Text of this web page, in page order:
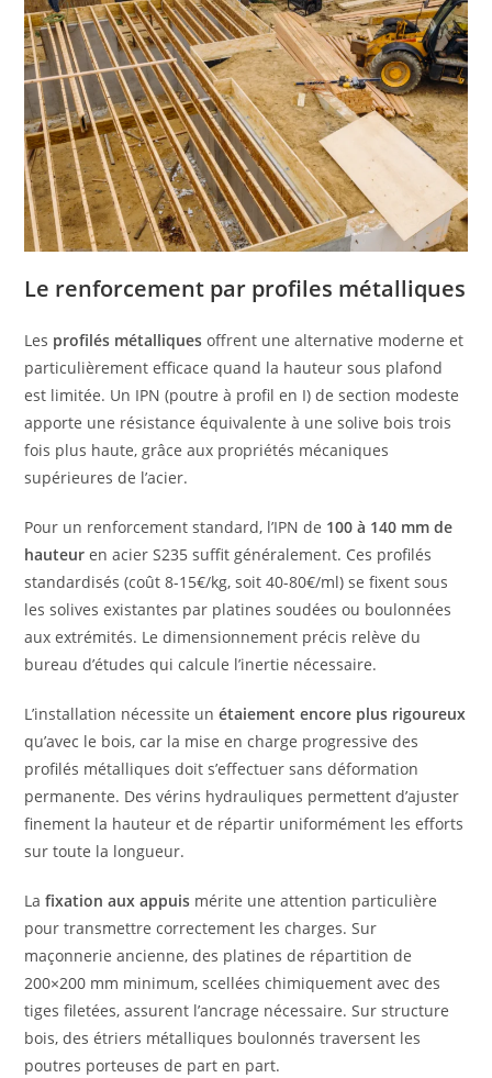
Le renforcement par profiles métalliques
Les profilés métalliques offrent une alternative moderne et
particulièrement efficace quand la hauteur sous plafond
est limitée. Un IPN (poutre à profil en I) de section modeste
apporte une résistance équivalente à une solive bois trois
fois plus haute, grâce aux propriétés mécaniques
supérieures de l’acier.
Pour un renforcement standard, l’IPN de 100 à 140 mm de
hauteur en acier S235 suffit généralement. Ces profilés
standardisés (coût 8-15€/kg, soit 40-80€/ml) se fixent sous
les solives existantes par platines soudées ou boulonnées
aux extrémités. Le dimensionnement précis relève du
bureau d’études qui calcule l’inertie nécessaire.
L’installation nécessite unétaiement encore plus rigoureux
qu’avec le bois, car la mise en charge progressive des
profilés métalliques doit s’effectuer sans déformation
permanente. Des vérins hydrauliques permettent d’ajuster
finement la hauteur et de répartir uniformément les efforts
sur toute la longueur.
Lafixation aux appuis mérite une attention particulière
pour transmettre correctement les charges. Sur
maçonnerie ancienne, des platines de répartition de
200×200 mm minimum, scellées chimiquement avec des
tiges filetées, assurent l’ancrage nécessaire. Sur structure
bois, des étriers métalliques boulonnés traversent les
poutres porteuses de part en part.